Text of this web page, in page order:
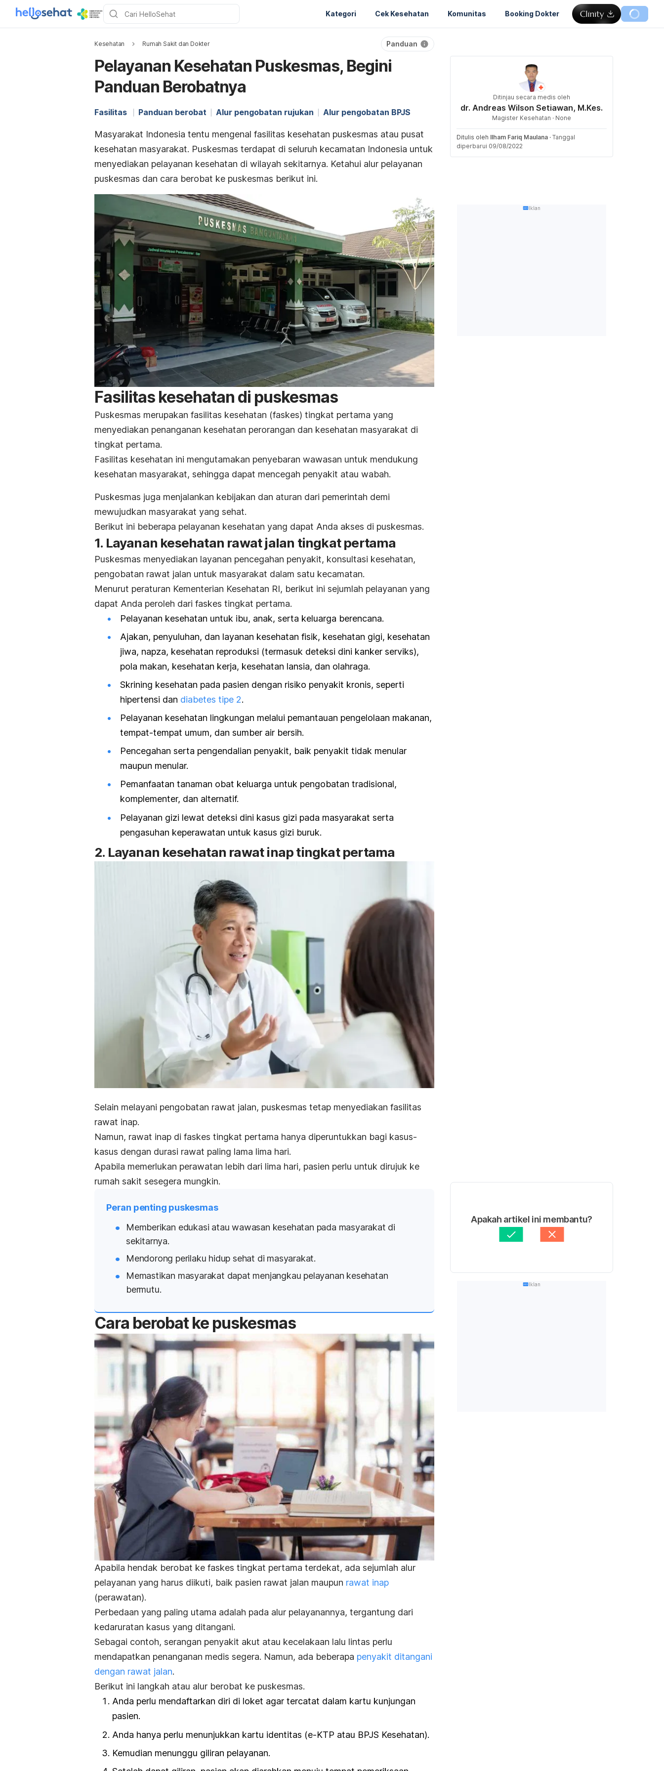
Kategori Cek Kesehatan Komunitas Booking Dokter
Kesehatan Rumah Sakit dan Dokter Panduan
Pelayanan Kesehatan Puskesmas, Begini
Panduan Berobatnya
Fasilitas Panduan berobat Alur pengobatan rujukan Alur pengobatan BPJS
Masyarakat Indonesia tentu mengenal fasilitas kesehatan puskesmas atau pusat
kesehatan masyarakat. Puskesmas terdapat di seluruh kecamatan Indonesia untuk
menyediakan pelayanan kesehatan di wilayah sekitarnya. Ketahui alur pelayanan
puskesmas dan cara berobat ke puskesmas berikut ini.
Fasilitas kesehatan di puskesmas
Puskesmas merupakan fasilitas kesehatan (faskes) tingkat pertama yang
menyediakan penanganan kesehatan perorangan dan kesehatan masyarakat di
tingkat pertama.
Fasilitas kesehatan ini mengutamakan penyebaran wawasan untuk mendukung
kesehatan masyarakat, sehingga dapat mencegah penyakit atau wabah.
Puskesmas juga menjalankan kebijakan dan aturan dari pemerintah demi
mewujudkan masyarakat yang sehat.
Berikut ini beberapa pelayanan kesehatan yang dapat Anda akses di puskesmas.
1. Layanan kesehatan rawat jalan tingkat pertama
Puskesmas menyediakan layanan pencegahan penyakit, konsultasi kesehatan,
pengobatan rawat jalan untuk masyarakat dalam satu kecamatan.
Menurut peraturan Kementerian Kesehatan RI, berikut ini sejumlah pelayanan yang
dapat Anda peroleh dari faskes tingkat pertama.
Pelayanan kesehatan untuk ibu, anak, serta keluarga berencana.
Ajakan, penyuluhan, dan layanan kesehatan fisik, kesehatan gigi, kesehatan
jiwa, napza, kesehatan reproduksi (termasuk deteksi dini kanker serviks),
pola makan, kesehatan kerja, kesehatan lansia, dan olahraga.
Skrining kesehatan pada pasien dengan risiko penyakit kronis, seperti
hipertensi dan diabetes tipe 2.
Pelayanan kesehatan lingkungan melalui pemantauan pengelolaan makanan,
tempat-tempat umum, dan sumber air bersih.
Pencegahan serta pengendalian penyakit, baik penyakit tidak menular
maupun menular.
Pemanfaatan tanaman obat keluarga untuk pengobatan tradisional,
komplementer, dan alternatif.
Pelayanan gizi lewat deteksi dini kasus gizi pada masyarakat serta
pengasuhan keperawatan untuk kasus gizi buruk.
2. Layanan kesehatan rawat inap tingkat pertama
Selain melayani pengobatan rawat jalan, puskesmas tetap menyediakan fasilitas
rawat inap.
Namun, rawat inap di faskes tingkat pertama hanya diperuntukkan bagi kasus-
kasus dengan durasi rawat paling lama lima hari.
Apabila memerlukan perawatan lebih dari lima hari, pasien perlu untuk dirujuk ke
rumah sakit sesegera mungkin.
Peran penting puskesmas
Memberikan edukasi atau wawasan kesehatan pada masyarakat di
sekitarnya.
Mendorong perilaku hidup sehat di masyarakat.
Memastikan masyarakat dapat menjangkau pelayanan kesehatan
bermutu.
Cara berobat ke puskesmas
Apabila hendak berobat ke faskes tingkat pertama terdekat, ada sejumlah alur
pelayanan yang harus diikuti, baik pasien rawat jalan maupun rawat inap
(perawatan).
Perbedaan yang paling utama adalah pada alur pelayanannya, tergantung dari
kedaruratan kasus yang ditangani.
Sebagai contoh, serangan penyakit akut atau kecelakaan lalu lintas perlu
mendapatkan penanganan medis segera. Namun, ada beberapa penyakit ditangani
dengan rawat jalan.
Berikut ini langkah atau alur berobat ke puskesmas.
Anda perlu mendaftarkan diri di loket agar tercatat dalam kartu kunjungan
pasien.
Anda hanya perlu menunjukkan kartu identitas (e-KTP atau BPJS Kesehatan).
Kemudian menunggu giliran pelayanan.
Ditinjau secara medis oleh
dr. Andreas Wilson Setiawan, M.Kes.
Magister Kesehatan · None
Ditulis oleh Ilham Fariq Maulana · Tanggal
diperbarui 09/08/2022
Iklan
Apakah artikel ini membantu?
Iklan